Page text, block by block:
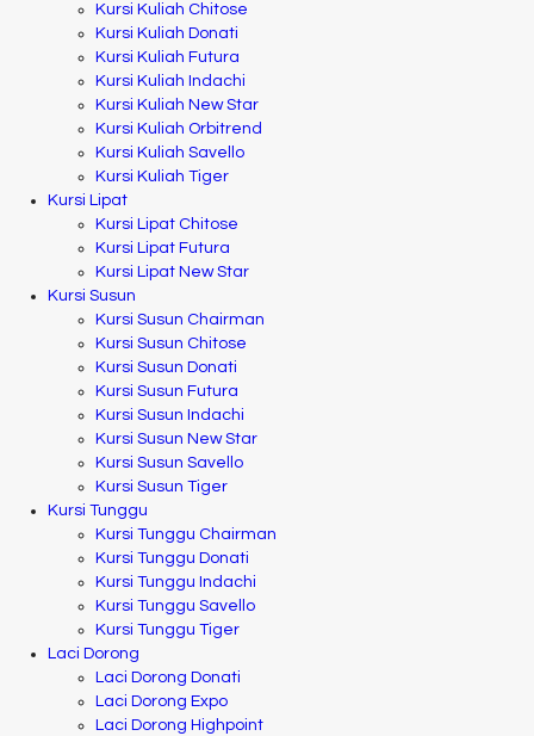
Kursi Kuliah Chitose
Kursi Kuliah Donati
Kursi Kuliah Futura
Kursi Kuliah Indachi
Kursi Kuliah New Star
Kursi Kuliah Orbitrend
Kursi Kuliah Savello
Kursi Kuliah Tiger
Kursi Lipat
Kursi Lipat Chitose
Kursi Lipat Futura
Kursi Lipat New Star
Kursi Susun
Kursi Susun Chairman
Kursi Susun Chitose
Kursi Susun Donati
Kursi Susun Futura
Kursi Susun Indachi
Kursi Susun New Star
Kursi Susun Savello
Kursi Susun Tiger
Kursi Tunggu
Kursi Tunggu Chairman
Kursi Tunggu Donati
Kursi Tunggu Indachi
Kursi Tunggu Savello
Kursi Tunggu Tiger
Laci Dorong
Laci Dorong Donati
Laci Dorong Expo
Laci Dorong Highpoint